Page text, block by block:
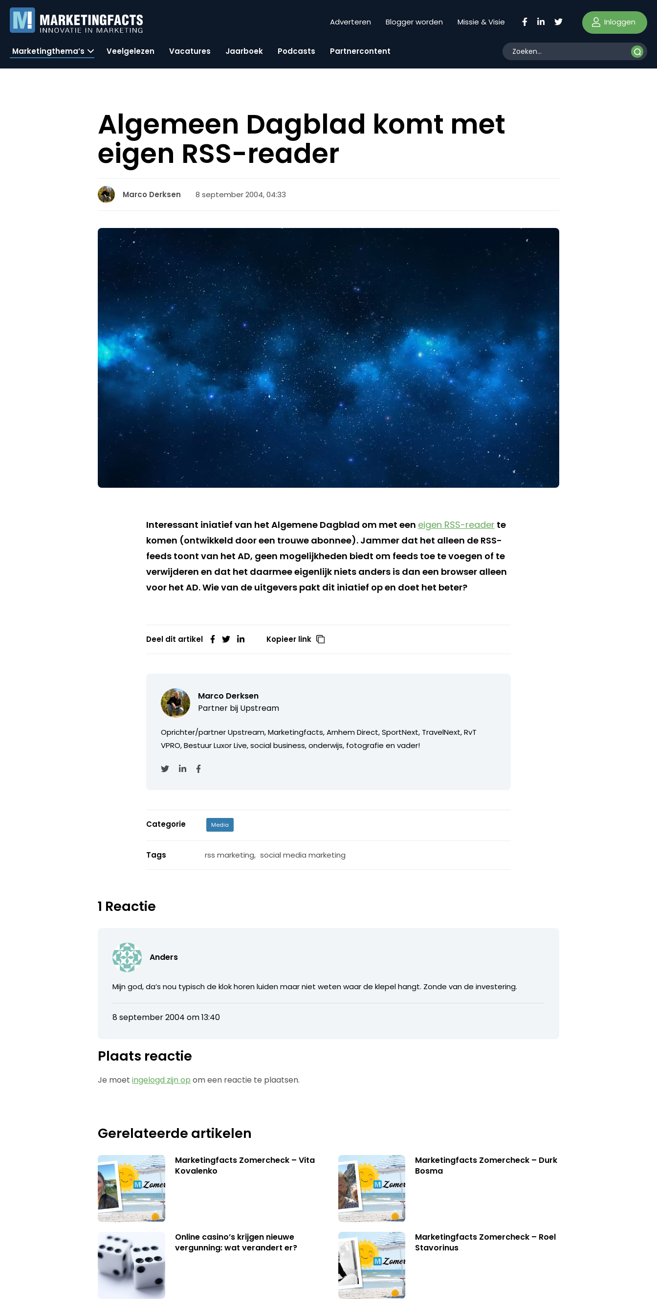
Adverteren Blogger worden Missie & Visie Inloggen
Marketingthema’s Veelgelezen Vacatures Jaarboek Podcasts Partnercontent
Algemeen Dagblad komt met
eigen RSS-reader
Marco Derksen 8 september 2004, 04:33
Interessant iniatief van het Algemene Dagblad om met een eigen RSS-reader te
komen (ontwikkeld door een trouwe abonnee). Jammer dat het alleen de RSS-
feeds toont van het AD, geen mogelijkheden biedt om feeds toe te voegen of te
verwijderen en dat het daarmee eigenlijk niets anders is dan een browser alleen
voor het AD. Wie van de uitgevers pakt dit iniatief op en doet het beter?
Deel dit artikel Kopieer link
Marco Derksen
Partner bij Upstream
Oprichter/partner Upstream, Marketingfacts, Arnhem Direct, SportNext, TravelNext, RvT
VPRO, Bestuur Luxor Live, social business, onderwijs, fotografie en vader!
Categorie Media
Tags rss marketing, social media marketing
1 Reactie
Anders
Mijn god, da’s nou typisch de klok horen luiden maar niet weten waar de klepel hangt. Zonde van de investering.
8 september 2004 om 13:40
Plaats reactie
Je moetingelogd zijn op om een reactie te plaatsen.
Gerelateerde artikelen
Marketingfacts Zomercheck – Vita
Kovalenko
Marketingfacts Zomercheck – Durk
Bosma
Online casino’s krijgen nieuwe
vergunning: wat verandert er?
Marketingfacts Zomercheck – Roel
Stavorinus